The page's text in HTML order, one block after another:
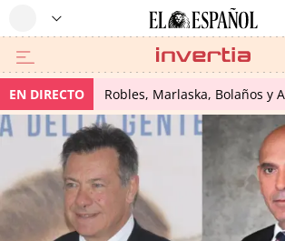
EN DIRECTO Robles, Marlaska, Bolaños y